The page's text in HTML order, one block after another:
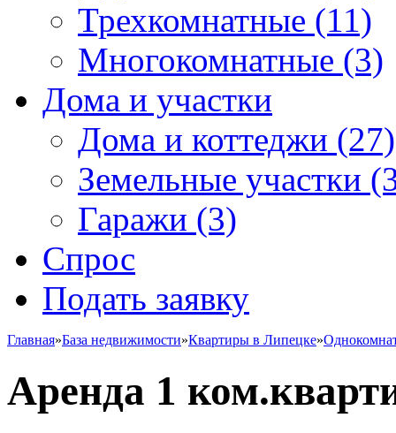
Трехкомнатные (11)
Многокомнатные (3)
Дома и участки
Дома и коттеджи (27)
Земельные участки
Гаражи (3)
Спрос
Подать заявку
Главная»База недвижимости»Квартиры в Липецке»
Аренда 1